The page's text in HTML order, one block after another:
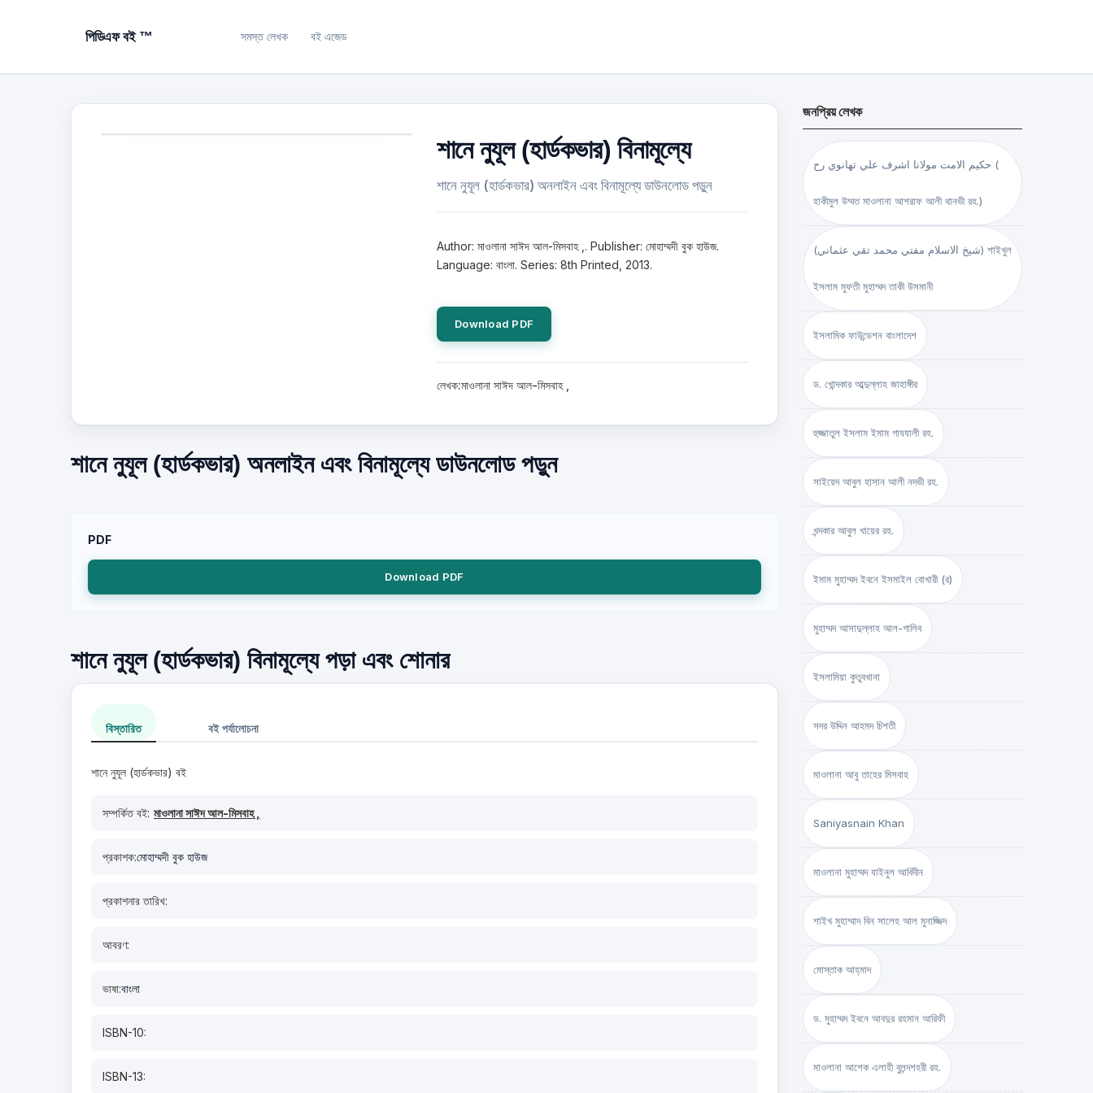
পিডিএফ বই ™ সমস্ত লেখক বই এজেড
শানে নুযূল (হার্ডকভার) বিনামূল্যে
শানে নুযূল (হার্ডকভার) অনলাইন এবং বিনামূল্যে ডাউনলোড পড়ুন
Author: মাওলানা সাঈদ আল-মিসবাহ ,. Publisher: মোহাম্মদী বুক হাউজ.
Language: বাংলা. Series: 8th Printed, 2013.
Download PDF
লেখক:মাওলানা সাঈদ আল-মিসবাহ ,
শানে নুযূল (হার্ডকভার) অনলাইন এবং বিনামূল্যে ডাউনলোড পড়ুন
PDF
Download PDF
শানে নুযূল (হার্ডকভার) বিনামূল্যে পড়া এবং শোনার
বিস্তারিত বই পর্যালোচনা
শানে নুযূল (হার্ডকভার) বই
সম্পর্কিত বই: মাওলানা সাঈদ আল-মিসবাহ ,
প্রকাশক:মোহাম্মদী বুক হাউজ
প্রকাশনার তারিখ:
আবরণ:
ভাষা:বাংলা
ISBN-10:
ISBN-13:
জনপ্রিয় লেখক
حكيم الامت مولانا اشرف علي تهانوي رح (
হাকীমুল উম্মত মাওলানা আশরাফ আলী থানভী রহ.)
(شيخ الاسلام مفتي محمد تقي عثماني) শাইখুল
ইসলাম মুফতী মুহাম্মদ তাকী উসমানী
ইসলামিক ফাউন্ডেশন বাংলাদেশ
ড. খোন্দকার আব্দুল্লাহ জাহাঙ্গীর
হুজ্জাতুল ইসলাম ইমাম গাযযালী রহ.
সাইয়েদ আবুল হাসান আলী নদভী রহ.
খন্দকার আবুল খায়ের রহ.
ইমাম মুহাম্মদ ইবনে ইসমাইল বোখারী (র)
মুহাম্মদ আসাদুল্লাহ আল-গালিব
ইসলামিয়া কুতুবখানা
সদর উদ্দিন আহমদ চিশতী
মাওলানা আবু তাহের মিসবাহ
Saniyasnain Khan
মাওলানা মুহাম্মদ যাইনুল আবিদীন
শাইখ মুহাম্মাদ বিন সালেহ আল মুনাজ্জিদ
মোস্তাক আহ্‌মাদ
ড. মুহাম্মদ ইবনে আবদুর রহমান আরিফী
মাওলানা আশেক এলাহী বুলন্দশহরী রহ.